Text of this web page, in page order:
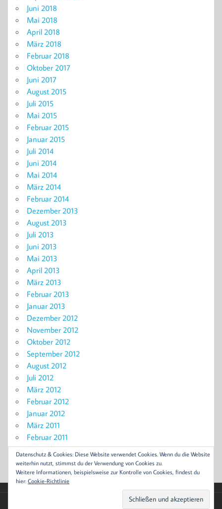
Juni 2018
Mai 2018
April 2018
März 2018
Februar 2018
Oktober 2017
Juni 2017
August 2015
Juli 2015
Mai 2015
Februar 2015
Januar 2015
Juli 2014
Juni 2014
Mai 2014
März 2014
Februar 2014
Dezember 2013
August 2013
Juli 2013
Juni 2013
Mai 2013
April 2013
März 2013
Februar 2013
Januar 2013
Dezember 2012
November 2012
Oktober 2012
September 2012
August 2012
Juli 2012
März 2012
Februar 2012
Januar 2012
März 2011
Februar 2011
November 2010
September 2010
Datenschutz & Cookies: Diese Website verwendet Cookies. Wenn du die Website
weiterhin nutzt, stimmst du der Verwendung von Cookies zu.
Weitere Informationen, beispielsweise zur Kontrolle von Cookies, findest du
hier: Cookie-Richtlinie